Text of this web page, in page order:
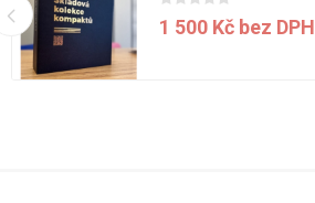
1 500 Kč bez DPH